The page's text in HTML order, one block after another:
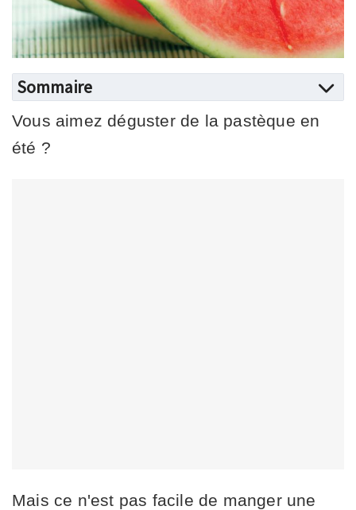
Sommaire
Vous aimez déguster de la pastèque en
été ?
Mais ce n'est pas facile de manger une